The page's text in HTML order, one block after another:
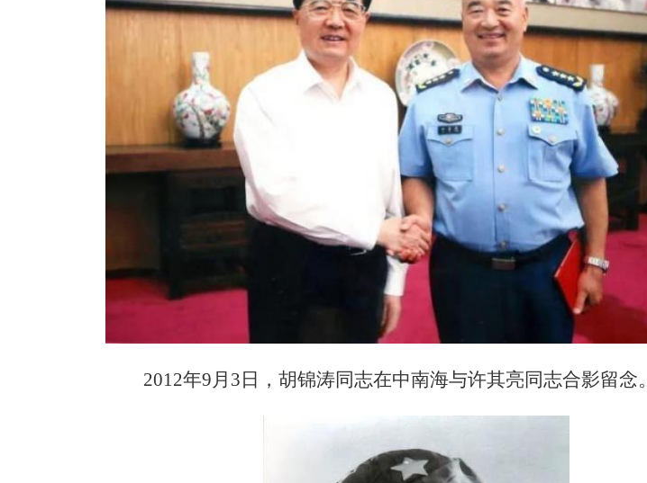
2012年9月3日，胡锦涛同志在中南海与许其亮同志合影留念。